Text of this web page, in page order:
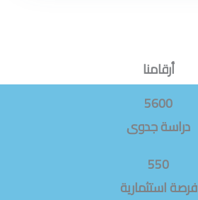
أرقامنا
5600
دراسة جدوى
550
فرصة استثمارية